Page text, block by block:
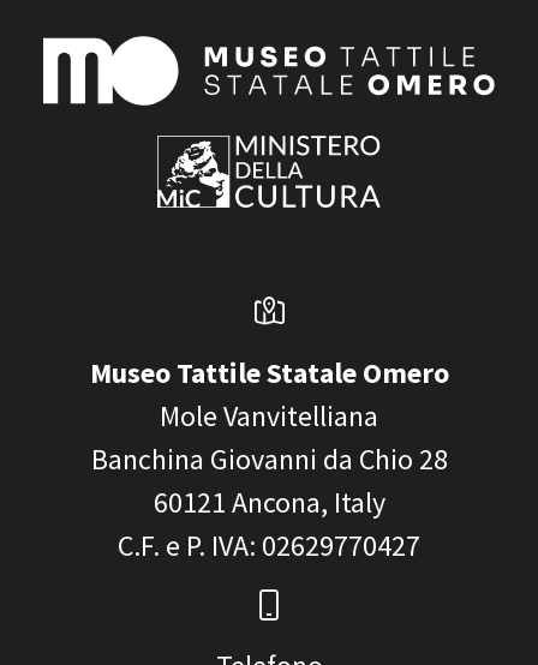
Museo Tattile Statale Omero
Mole Vanvitelliana
Banchina Giovanni da Chio 28
60121Ancona, Italy
C.F. e P. IVA: 02629770427